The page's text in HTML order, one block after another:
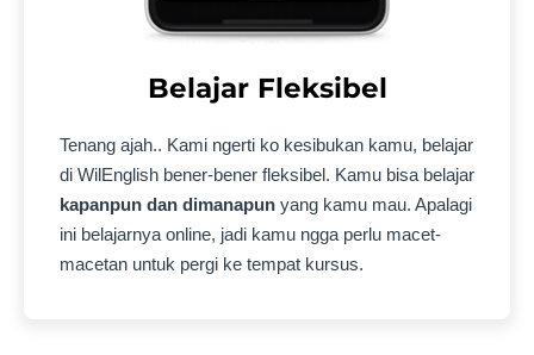
Belajar Fleksibel
Tenang ajah.. Kami ngerti ko kesibukan kamu, belajar
di WilEnglish bener-bener fleksibel. Kamu bisa belajar
kapanpun dan dimanapun yang kamu mau. Apalagi
ini belajarnya online, jadi kamu ngga perlu macet-
macetan untuk pergi ke tempat kursus.